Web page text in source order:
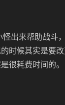
出来帮助战斗
时候其实是要
很耗费时间的。